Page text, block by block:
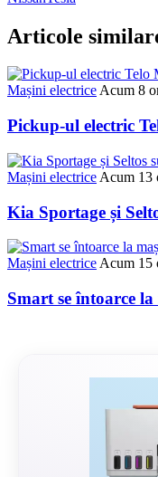
Articole
Mașini electriceAcum 8
Pickup-ul electric
Mașini electrice Acum 13
Kia Sportage și
Mașini electrice Acum 15
Smart se întoarce